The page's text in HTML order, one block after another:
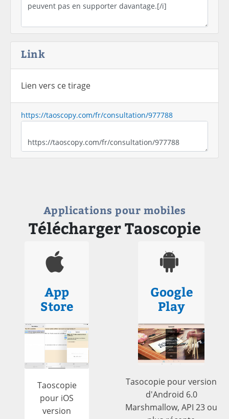
Link
Lien vers ce tirage
https://taoscopy.com/fr/consultation/977788
Applications pour mobiles
Télécharger Taoscopie
App
Store
Taoscopie
pour iOS
version
Google
Play
Tasocopie pour version
d'Android 6.0
Marshmallow, API 23 ou